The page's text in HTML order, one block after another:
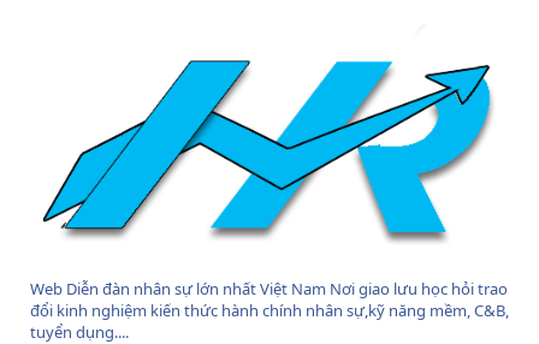
Web Diễn đàn nhân sự lớn nhất Việt Nam Nơi giao lưu học hỏi trao
đổi kinh nghiệm kiến thức hành chính nhân sự,kỹ năng mềm, C&B,
tuyển dụng....